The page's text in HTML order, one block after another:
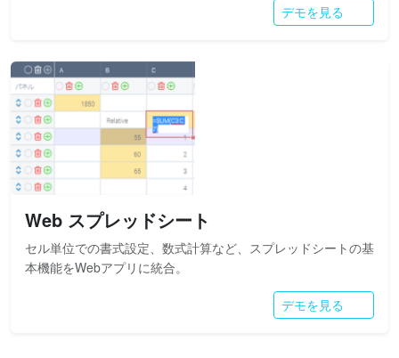
デモを見る
Web スプレッドシート
セル単位での書式設定、数式計算など、スプレッドシートの基
本機能をWebアプリに統合。
デモを見る